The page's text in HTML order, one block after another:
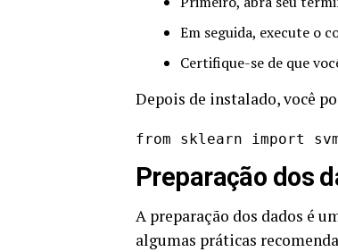
Em seguida, execute o
Certifique-se de que
Depois de instalado, você
from sklearn import
Preparação dos
A preparação dos dados é
algumas práticas